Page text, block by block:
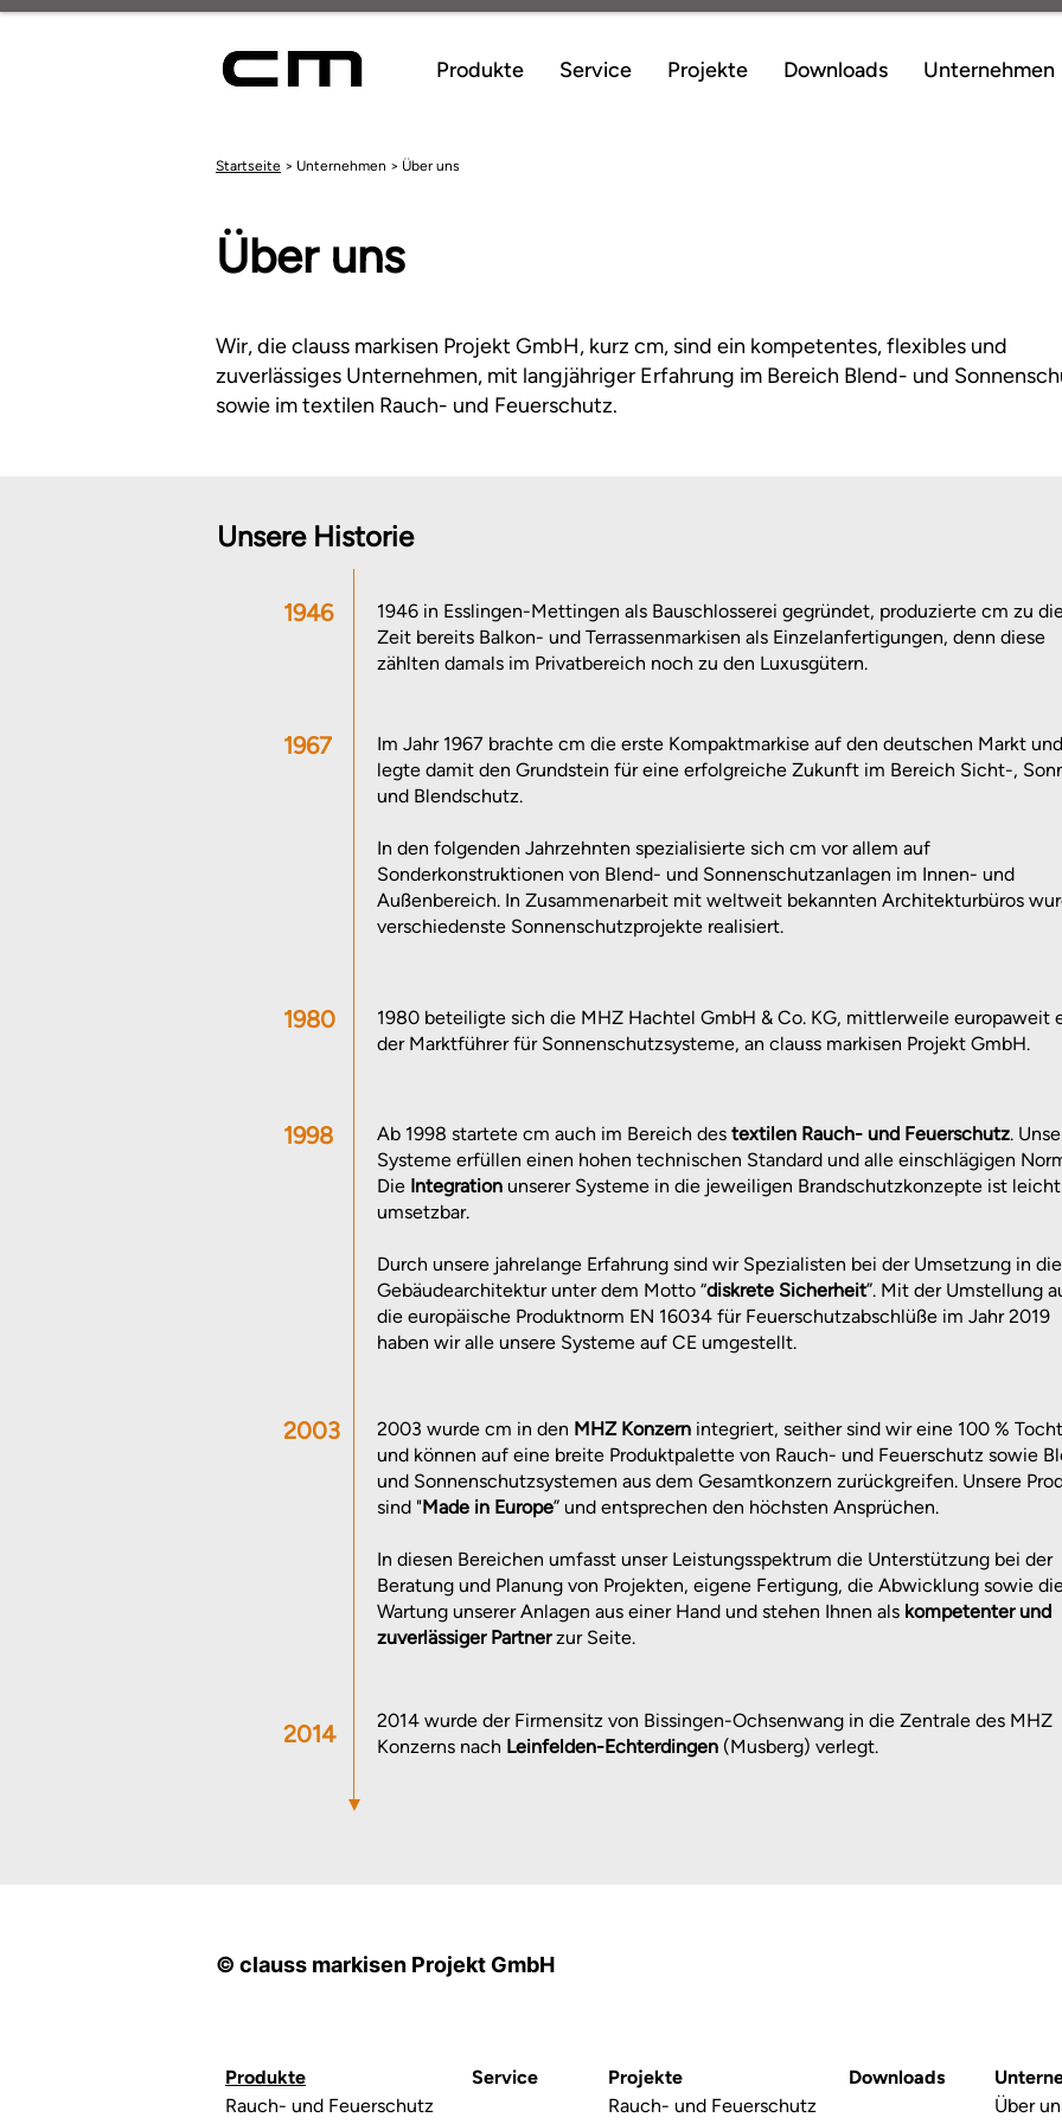
Produkte Service Projekte Downloads Unternehmen
Startseite > Unternehmen > Über uns
Über uns
Wir, die clauss markisen Projekt GmbH, kurz cm, sind ein kompetentes, flexibles und
zuverlässiges Unternehmen, mit langjähriger Erfahrung im Bereich Blend- und
sowie im textilen Rauch- und Feuerschutz.
Unsere Historie
1946
1946 in Esslingen-Mettingen als Bauschlosserei gegründet, produzierte cm zu
Zeit bereits Balkon- und Terrassenmarkisen als Einzelanfertigungen, denn diese
zählten damals im Privatbereich noch zu den Luxusgütern.
1967
Im Jahr 1967 brachte cm die erste Kompaktmarkise auf den deutschen Markt und
legte damit den Grundstein für eine erfolgreiche Zukunft im Bereich Sicht-,
und Blendschutz.
In den folgenden Jahrzehnten spezialisierte sich cm vor allem auf
Sonderkonstruktionen von Blend- und Sonnenschutzanlagen im Innen- und
Außenbereich. In Zusammenarbeit mit weltweit bekannten Architekturbüros
verschiedenste Sonnenschutzprojekte realisiert.
1980 1980 beteiligte sich die MHZ Hachtel GmbH & Co. KG, mittlerweile europaweit
der Marktführer für Sonnenschutzsysteme, an clauss markisen Projekt GmbH.
1998 Ab 1998 startete cm auch im Bereich des textilen Rauch- und Feuerschutz.
Systeme erfüllen einen hohen technischen Standard und alle einschlägigen
Die Integration unserer Systeme in die jeweiligen Brandschutzkonzepte ist leicht
umsetzbar.
Durch unsere jahrelange Erfahrung sind wir Spezialisten bei der Umsetzung in die
Gebäudearchitektur unter dem Motto “diskrete Sicherheit”. Mit der Umstellung
die europäische Produktnorm EN 16034 für Feuerschutzabschlüße im Jahr 2019
haben wir alle unsere Systeme auf CE umgestellt.
2003 2003 wurde cm in den MHZ Konzern integriert, seither sind wir eine 100 %
und können auf eine breite Produktpalette von Rauch- und Feuerschutz sowie
und Sonnenschutzsystemen aus dem Gesamtkonzern zurückgreifen. Unsere
sind "Made in Europe” und entsprechen den höchsten Ansprüchen.
In diesen Bereichen umfasst unser Leistungsspektrum die Unterstützung bei der
Beratung und Planung von Projekten, eigene Fertigung, die Abwicklung sowie
Wartung unserer Anlagen aus einer Hand und stehen Ihnen als kompetenter und
zuverlässiger Partnerzur Seite.
2014
2014 wurde der Firmensitz von Bissingen-Ochsenwang in die Zentrale des MHZ
Konzerns nach Leinfelden-Echterdingen (Musberg) verlegt.
© clauss markisen Projekt GmbH
Produkte
Rauch- und Feuerschutz
Service
Projekte
Rauch- und Feuerschutz
Downloads
Über